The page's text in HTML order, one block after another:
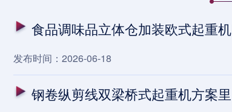
食品调味品立体仓加装欧式起重机
发布时间：2026-06-18
钢卷纵剪线双梁桥式起重机方案